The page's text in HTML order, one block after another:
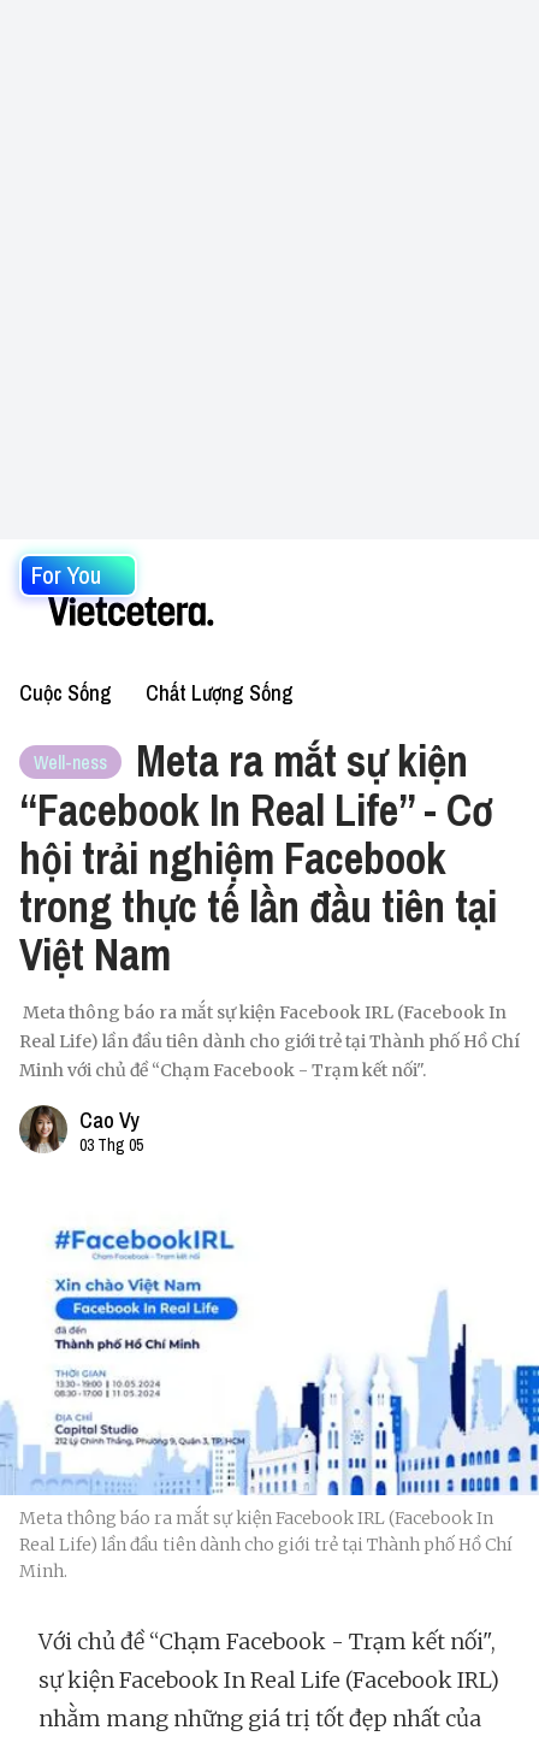
For You
Cuộc Sống Chất Lượng Sống
Well-ness
Meta ra mắt sự kiện
“Facebook In Real Life” - Cơ
hội trải nghiệm Facebook
trong thực tế lần đầu tiên tại
Việt Nam
Meta thông báo ra mắt sự kiện Facebook IRL (Facebook In
Real Life) lần đầu tiên dành cho giới trẻ tại Thành phố Hồ Chí
Minh với chủ đề “Chạm Facebook - Trạm kết nối".
Cao Vy
03 Thg 05
Meta thông báo ra mắt sự kiện Facebook IRL (Facebook In
Real Life) lần đầu tiên dành cho giới trẻ tại Thành phố Hồ Chí
Minh.
Với chủ đề “Chạm Facebook - Trạm kết nối",
sự kiện Facebook In Real Life (Facebook IRL)
nhằm mang những giá trị tốt đẹp nhất của